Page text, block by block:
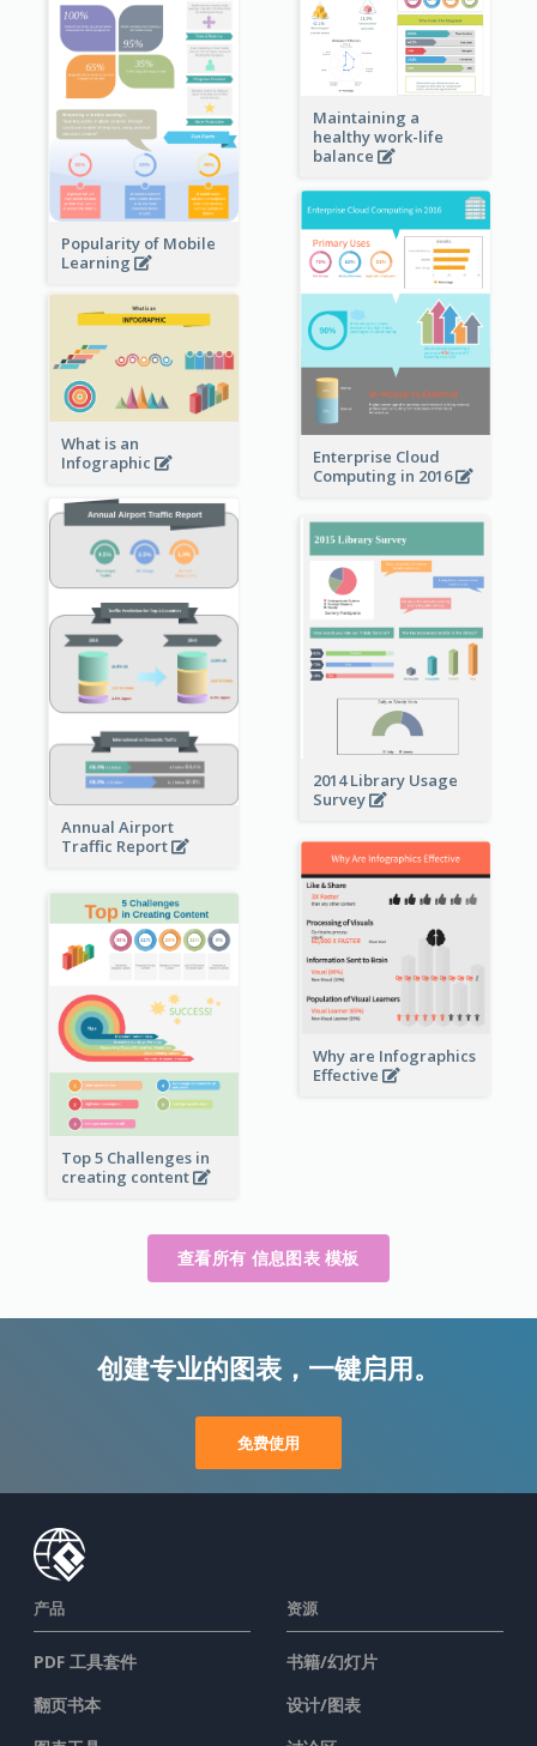
Maintaining a
healthy work-life
balance
Popularity of Mobile
Learning
Enterprise Cloud
Computing in 2016
What is an
Infographic
Annual Airport
Traffic Report
2014 Library Usage
Survey
Why are Infographics
Effective
Top 5 Challenges in
creating content
查看所有 信息图表 模板
创建专业的图表，一键启用。
免费使用
产品
PDF 工具套件
翻页书本
资源
书籍/幻灯片
设计/图表